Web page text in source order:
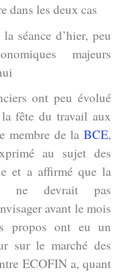
dans les deux cas
d’hier, peu
majeurs
ont peu évolué
fête du travail aux
membre de la BCE,
au sujet des
et a affirmé que la
ne devrait pas
avant le mois
propos ont eu un
sur le marché des
ECOFIN a, quant